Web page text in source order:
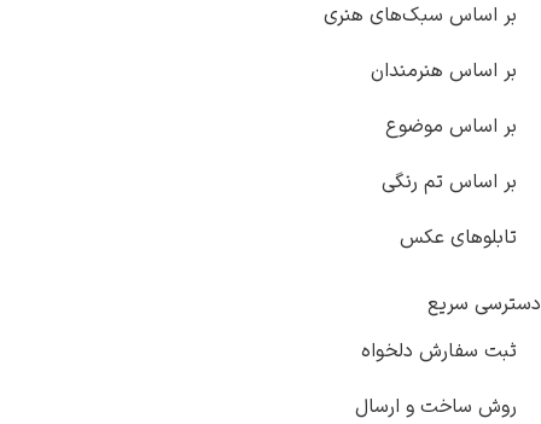
بر اساس سبک‌های هنری
بر اساس هنرمندان
بر اساس موضوع
بر اساس تم رنگی
تابلوهای عکس
دسترسی سریع
ثبت سفارش دلخواه
روش ساخت و ارسال